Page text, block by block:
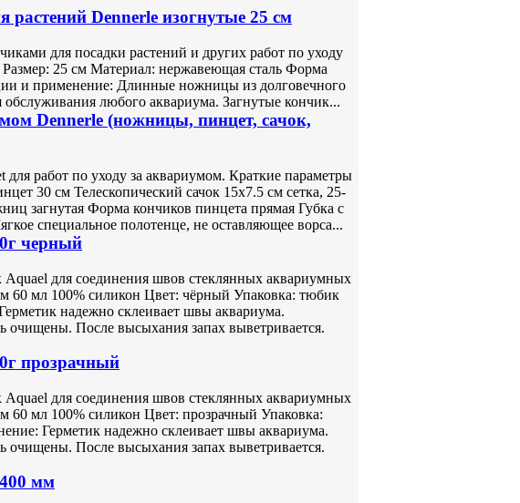
Dennerle изогнутые 25 см
для посадки растений и других работ по уходу
25 см Материал: нержавеющая сталь Форма
и применение: Длинные ножницы из долговечного
обслуживания любого аквариума. Загнутые кончик...
Dennerle (ножницы, пинцет, сачок,
для работ по уходу за аквариумом. Краткие параметры
30 см Телескопический сачок 15х7.5 см сетка, 25-
загнутая Форма кончиков пинцета прямая Губка с
специальное полотенце, не оставляющее ворса...
черный
для соединения швов стеклянных аквариумных
60 мл 100% силикон Цвет: чёрный Упаковка: тюбик
надежно склеивает швы аквариума.
После высыхания запах выветривается.
прозрачный
для соединения швов стеклянных аквариумных
60 мл 100% силикон Цвет: прозрачный Упаковка:
Герметик надежно склеивает швы аквариума.
После высыхания запах выветривается.
мм